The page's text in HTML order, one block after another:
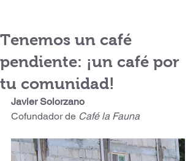
Tenemos un café
pendiente: ¡un café por
tu comunidad!
Javier Solorzano
Cofundador de Café la Fauna